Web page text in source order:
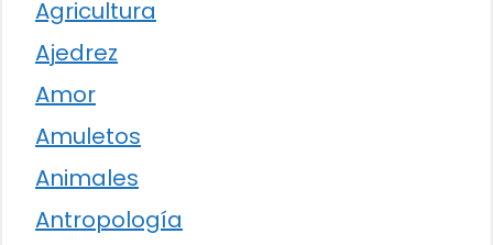
Agricultura
Ajedrez
Amor
Amuletos
Animales
Antropología